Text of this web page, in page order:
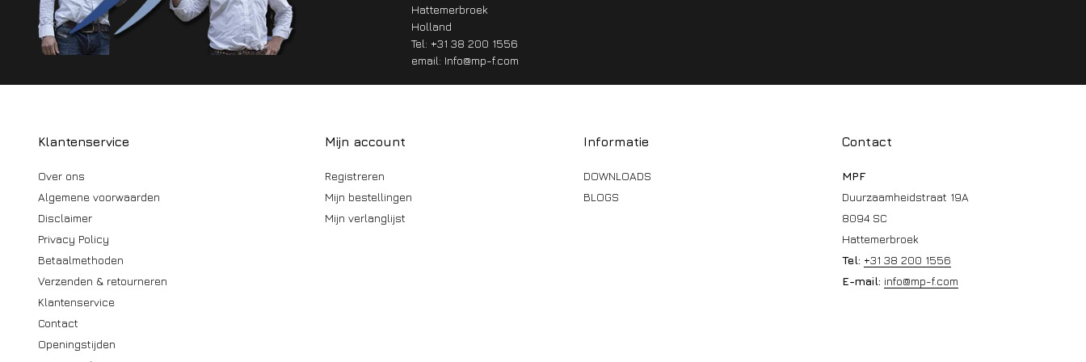
Hattemerbroek
Holland
Tel: +31 38 200 1556
email: Info@mp-f.com
Klantenservice
Over ons
Algemene voorwaarden
Disclaimer
Privacy Policy
Betaalmethoden
Verzenden & retourneren
Klantenservice
Contact
Openingstijden
Mijn account
Registreren
Mijn bestellingen
Mijn verlanglijst
Informatie
DOWNLOADS
BLOGS
Contact
MPF
Duurzaamheidstraat 19A
8094 SC
Hattemerbroek
Tel: +31 38 200 1556
E-mail: info@mp-f.com